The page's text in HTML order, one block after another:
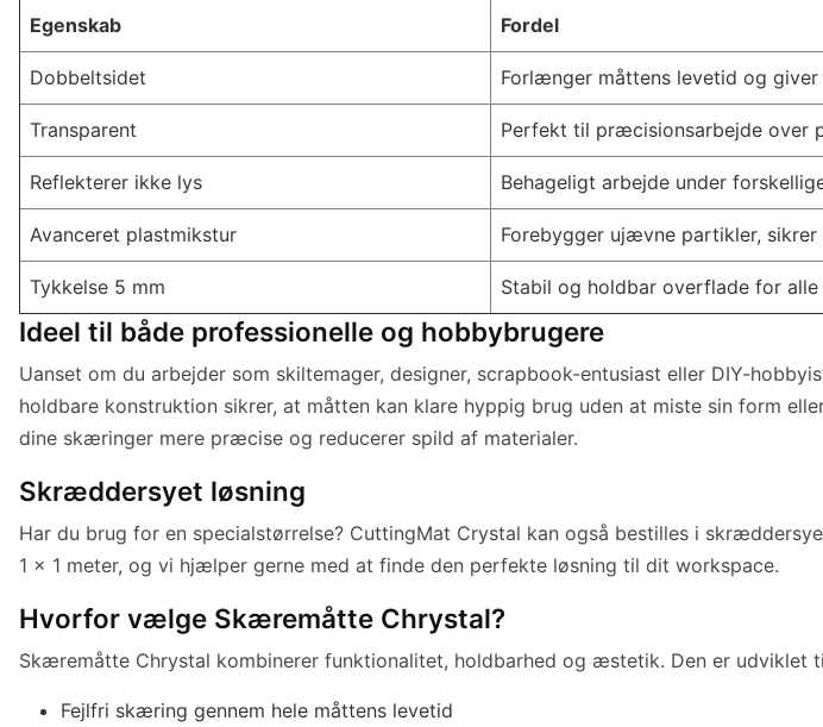
Egenskab Fordel
Dobbeltsidet Forlænger måttens levetid og
Transparent Perfekt til præcisionsarbejde over
Reflekterer ikke lys Behageligt arbejde under
Avanceret plastmikstur Forebygger ujævne partikler,
Tykkelse 5 mm Stabil og holdbar overflade for
Ideel til både professionelle og hobbybrugere
Uanset om du arbejder som skiltemager, designer, scrapbook-entusiast eller DIY-
holdbare konstruktion sikrer, at måtten kan klare hyppig brug uden at miste sin form
dine skæringer mere præcise og reducerer spild af materialer.
Skræddersyet løsning
Har du brug for en specialstørrelse? CuttingMat Crystal kan også bestilles i
1 x 1 meter, og vi hjælper gerne med at finde den perfekte løsning til dit workspace.
Hvorfor vælge Skæremåtte Chrystal?
Skæremåtte Chrystal kombinerer funktionalitet, holdbarhed og æstetik. Den er udviklet
Fejlfri skæring gennem hele måttens levetid